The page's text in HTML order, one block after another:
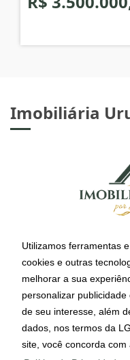
Utilizamos ferramentas
cookies e outras
melhorar a sua
personalizar
de seu interesse, além
dados, nos termos da
site, você concorda com
Imobiliária
CRECI: J-6095
Informações
(49) 99112-4491